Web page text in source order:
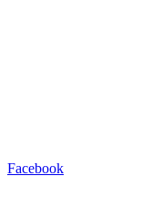
Facebook